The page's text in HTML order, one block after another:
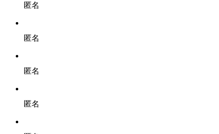
匿名
匿名
匿名
匿名